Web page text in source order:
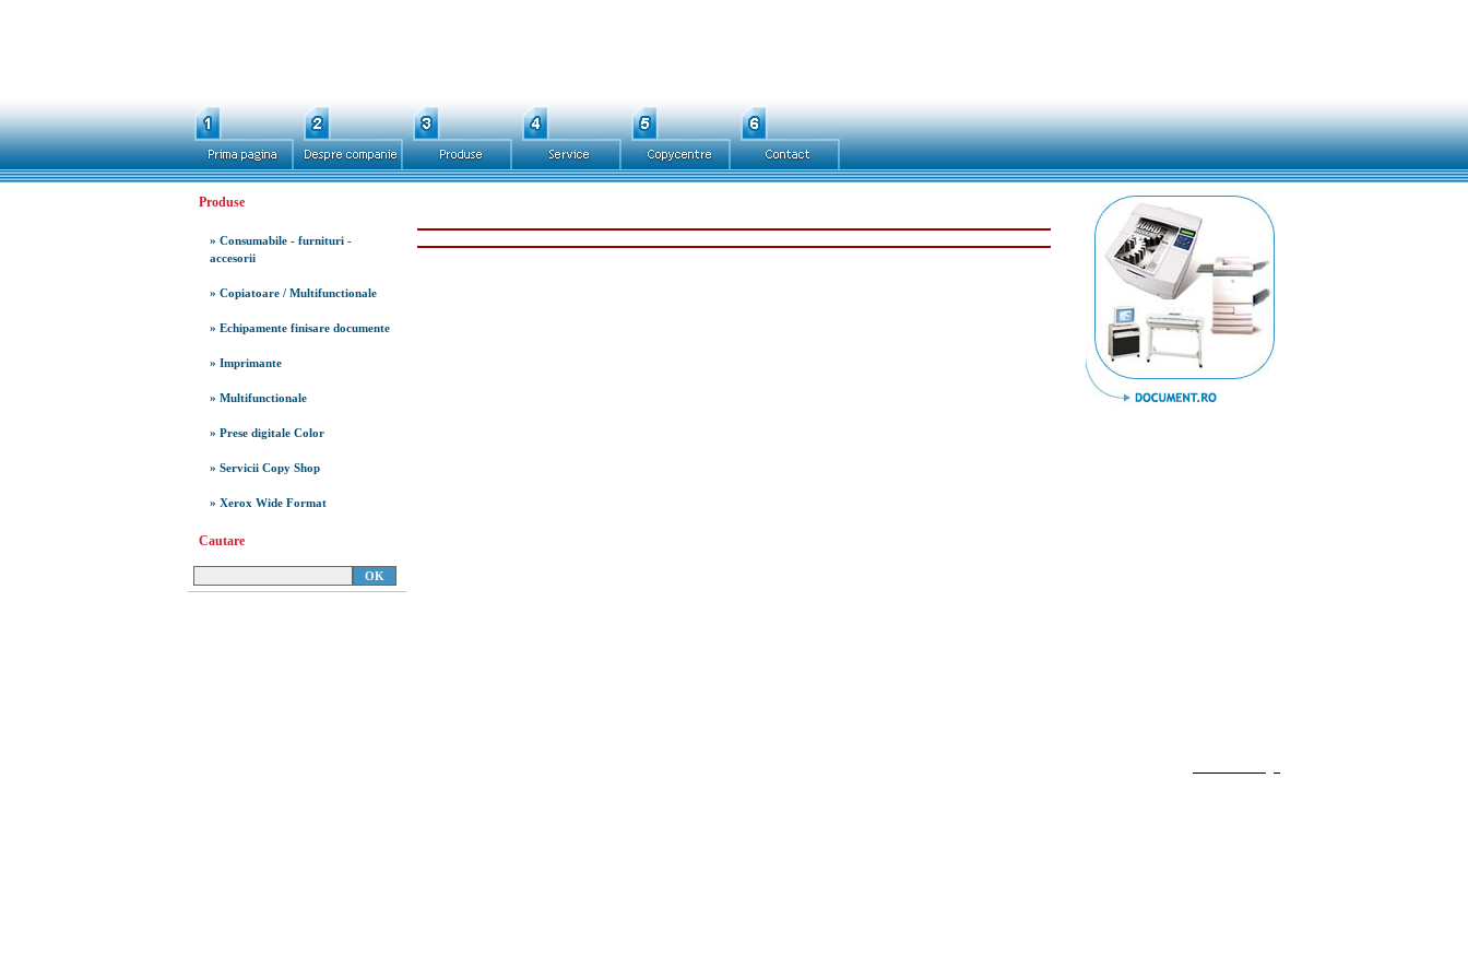
Produse
» Consumabile - furnituri -
accesorii
» Copiatoare / Multifunctionale
» Echipamente finisare documente
» Imprimante
» Multifunctionale
» Prese digitale Color
» Servicii Copy Shop
» Xerox Wide Format
Cautare